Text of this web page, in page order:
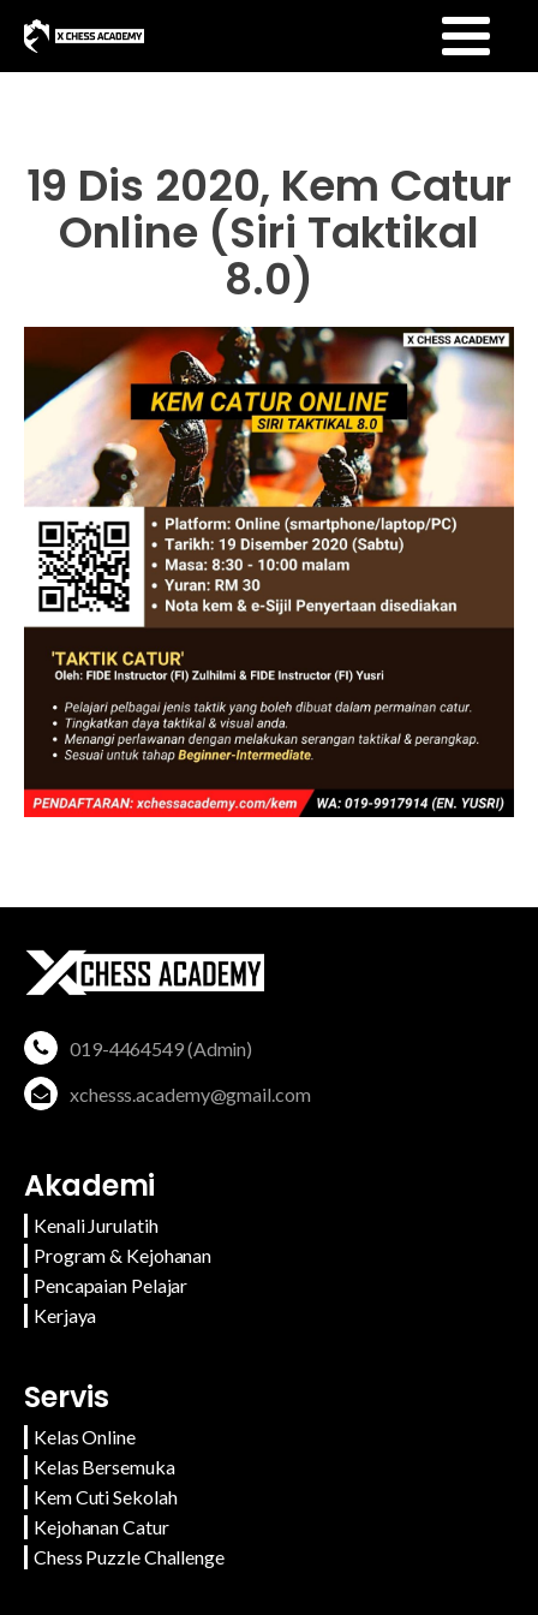
19 Dis 2020, Kem Catur
Online (Siri Taktikal
8.0)
019-4464549 (Admin)
xchesss.academy@gmail.com
Akademi
Kenali Jurulatih
Program & Kejohanan
Pencapaian Pelajar
Kerjaya
Servis
Kelas Online
Kelas Bersemuka
Kem Cuti Sekolah
Kejohanan Catur
Chess Puzzle Challenge